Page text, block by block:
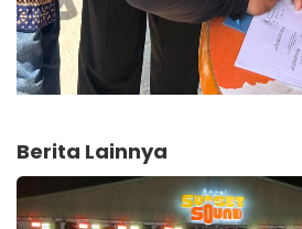
Berita Lainnya